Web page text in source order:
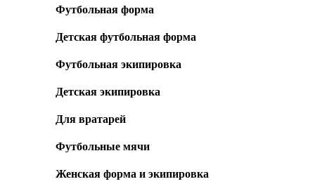
Футбольная форма
Детская футбольная форма
Футбольная экипировка
Детская экипировка
Для вратарей
Футбольные мячи
Женская форма и экипировка